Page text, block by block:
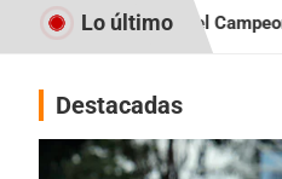
Karting
Lo último
Clausura
Destacadas